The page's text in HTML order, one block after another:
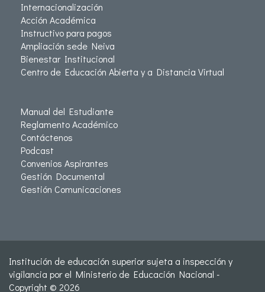
Internacionalización
Acción Académica
Instructivo para pagos
Ampliación sede Neiva
Bienestar Institucional
Centro de Educación Abierta y a Distancia Virtual
Manual del Estudiante
Reglamento Académico
Contáctenos
Podcast
Convenios Aspirantes
Gestión Documental
Gestión Comunicaciones
Institución de educación superior sujeta a inspección y
vigilancia por el Ministerio de Educación Nacional -
Copyright © 2026